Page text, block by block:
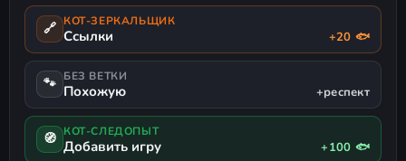
🔗 КОТ-ЗЕРКАЛЬЩИК
Ссылки +20 🐟
🐾 БЕЗ ВЕТКИ
Похожую +респект
🧭 КОТ-СЛЕДОПЫТ
Добавить игру +100 🐟